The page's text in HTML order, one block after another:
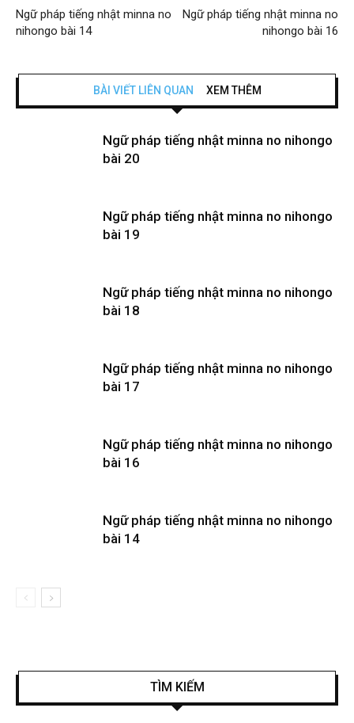
Ngữ pháp tiếng nhật minna no
nihongo bài 14
Ngữ pháp tiếng nhật minna no
nihongo bài 16
BÀI VIẾT LIÊN QUAN XEM THÊM
Ngữ pháp tiếng nhật minna no nihongo
bài 20
Ngữ pháp tiếng nhật minna no nihongo
bài 19
Ngữ pháp tiếng nhật minna no nihongo
bài 18
Ngữ pháp tiếng nhật minna no nihongo
bài 17
Ngữ pháp tiếng nhật minna no nihongo
bài 16
Ngữ pháp tiếng nhật minna no nihongo
bài 14
TÌM KIẾM